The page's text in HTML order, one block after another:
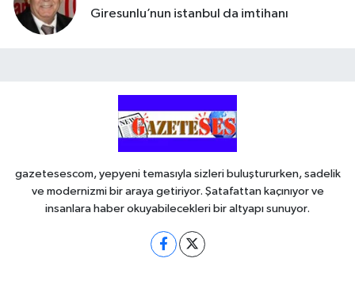
Giresunlu’nun istanbul da imtihanı
gazetesescom, yepyeni temasıyla sizleri buluştururken, sadelik
ve modernizmi bir araya getiriyor. Şatafattan kaçınıyor ve
insanlara haber okuyabilecekleri bir altyapı sunuyor.